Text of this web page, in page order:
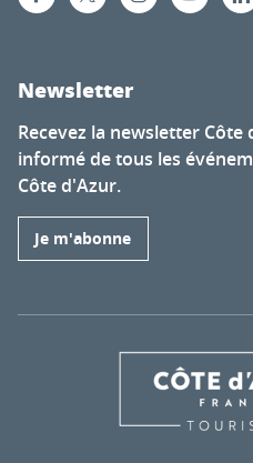
Newsletter
Recevez la newsletter Côte
informé de tous les
Côte d'Azur.
Je m'abonne